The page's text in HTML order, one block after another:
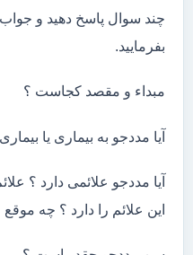
چند سوال پاسخ دهید و جواب
بفرمایید.
مبداء و مقصد کجاست ؟
آیا مددجو به بیماری یا
آیا مددجو علائمی دارد ؟
این علائم را دارد ؟ چه